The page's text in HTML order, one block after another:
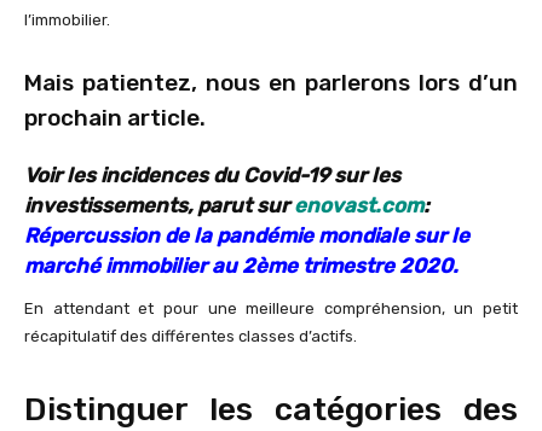
l’immobilier.
Mais patientez, nous en parlerons lors d’un
prochain article.
Voir les incidences du Covid-19 sur les
investissements, parut surenovast.com:
Répercussion de la pandémie mondiale sur le
marché immobilier au 2ème trimestre 2020.
En attendant et pour une meilleure compréhension, un petit
récapitulatif des différentes classes d’actifs.
Distinguer les catégories des